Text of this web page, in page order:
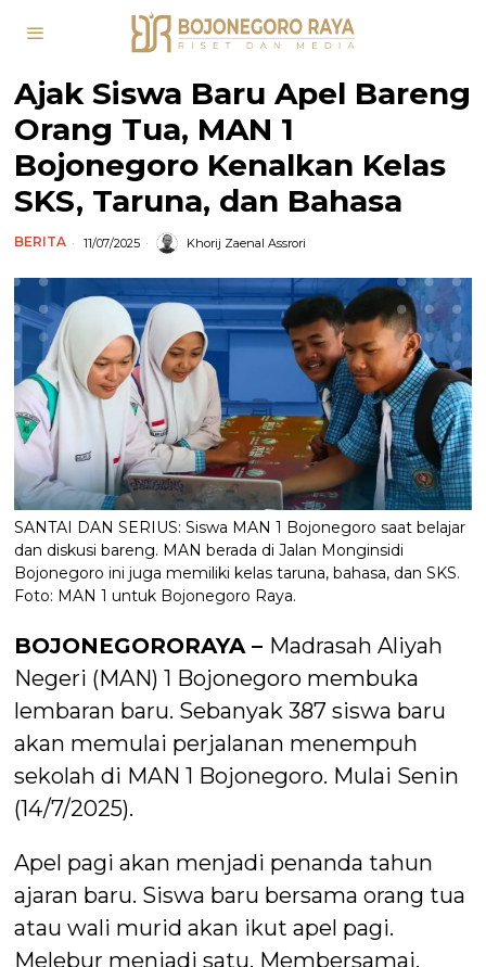
Ajak Siswa Baru Apel Bareng
Orang Tua, MAN 1
Bojonegoro Kenalkan Kelas
SKS, Taruna, dan Bahasa
BERITA 11/07/2025 Khorij Zaenal Assrori
SANTAI DAN SERIUS: Siswa MAN 1 Bojonegoro saat belajar
dan diskusi bareng. MAN berada di Jalan Monginsidi
Bojonegoro ini juga memiliki kelas taruna, bahasa, dan SKS.
Foto: MAN 1 untuk Bojonegoro Raya.
BOJONEGORORAYA – Madrasah Aliyah
Negeri (MAN) 1 Bojonegoro membuka
lembaran baru. Sebanyak 387 siswa baru
akan memulai perjalanan menempuh
sekolah di MAN 1 Bojonegoro. Mulai Senin
(14/7/2025).
Apel pagi akan menjadi penanda tahun
ajaran baru. Siswa baru bersama orang tua
atau wali murid akan ikut apel pagi.
Melebur menjadi satu. Membersamai.